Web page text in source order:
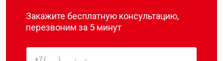
Закажите бесплатную консультацию,
перезвоним за 5 минут